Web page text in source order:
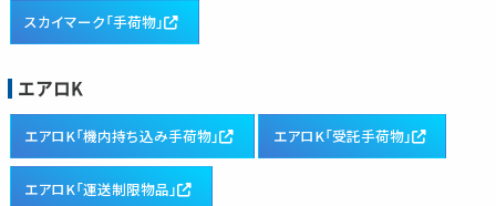
スカイマーク「手荷物」
エアロK
エアロK「機内持ち込み手荷物」 エアロK「受託手荷物」
エアロK「運送制限物品」